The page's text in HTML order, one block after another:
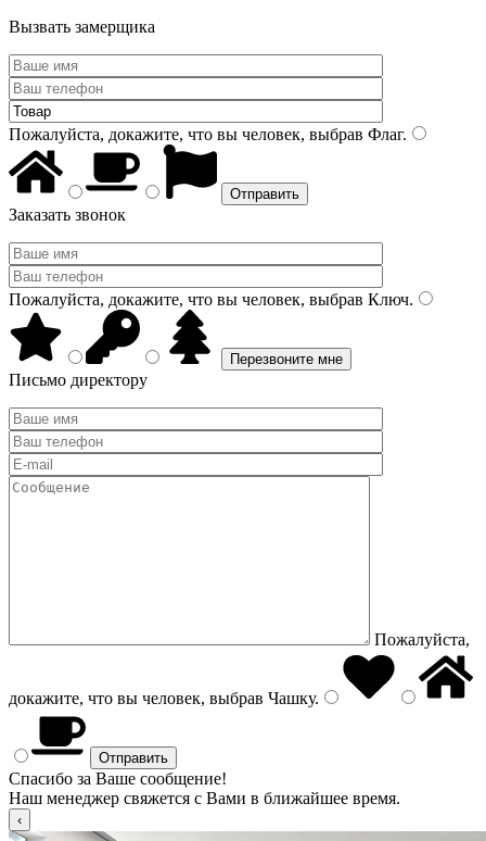
Вызвать замерщика
Пожалуйста, докажите, что вы человек, выбрав Флаг.
Заказать звонок
Пожалуйста, докажите, что вы человек, выбрав Ключ.
Письмо директору
Пожалуйста,
докажите, что вы человек, выбрав Чашку.
Спасибо за Ваше сообщение!
Наш менеджер свяжется с Вами в ближайшее время.